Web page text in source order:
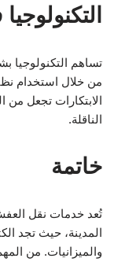
تساهم
من خلال استخدام
الابتكارات تجعل من
الناقلة.
خاتمة
تُعد خدمات نقل
المدينة، حيث تجد
والميزانيات. من